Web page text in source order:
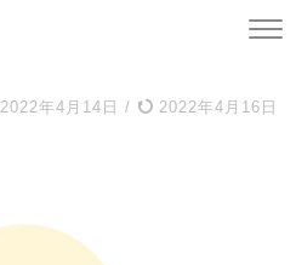
2022年4月14日 / 2022年4月16日